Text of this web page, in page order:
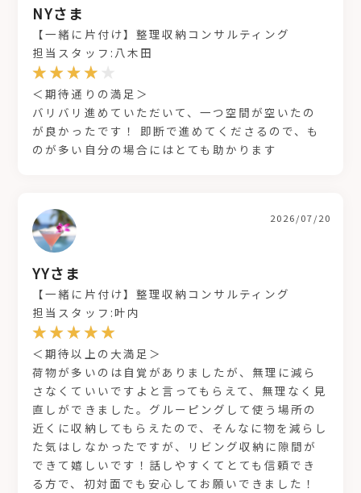
NYさま
【一緒に片付け】整理収納コンサルティング
担当スタッフ:八木田
＜期待通りの満足＞
バリバリ進めていただいて、一つ空間が空いたの
が良かったです！ 即断で進めてくださるので、も
のが多い自分の場合にはとても助かります
YYさま
2026/07/20
【一緒に片付け】整理収納コンサルティング
担当スタッフ:叶内
＜期待以上の大満足＞
荷物が多いのは自覚がありましたが、無理に減ら
さなくていいですよと言ってもらえて、無理なく見
直しができました。グルーピングして使う場所の
近くに収納してもらえたので、そんなに物を減らし
た気はしなかったですが、リビング収納に隙間が
できて嬉しいです！話しやすくてとても信頼でき
る方で、初対面でも安心してお願いできました！